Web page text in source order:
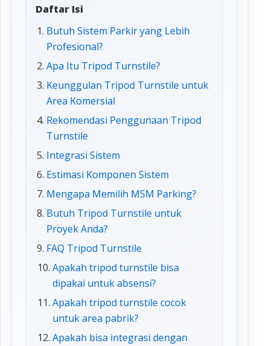
Daftar Isi
Butuh Sistem Parkir yang Lebih
Profesional?
Apa Itu Tripod Turnstile?
Keunggulan Tripod Turnstile untuk
Area Komersial
Rekomendasi Penggunaan Tripod
Turnstile
Integrasi Sistem
Estimasi Komponen Sistem
Mengapa Memilih MSM Parking?
Butuh Tripod Turnstile untuk
Proyek Anda?
FAQ Tripod Turnstile
Apakah tripod turnstile bisa
dipakai untuk absensi?
Apakah tripod turnstile cocok
untuk area pabrik?
Apakah bisa integrasi dengan